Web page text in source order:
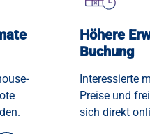
Höhere
Buchung
Interessierte
Preise und
sich direkt